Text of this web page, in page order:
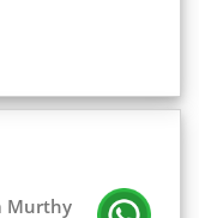
Murthy